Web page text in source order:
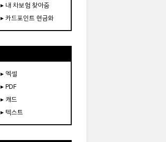
▸ 내 차보험 찾아줌
▸ 카드포인트 현금화
▸ 엑셀
▸ PDF
▸ 캐드
▸ 텍스트